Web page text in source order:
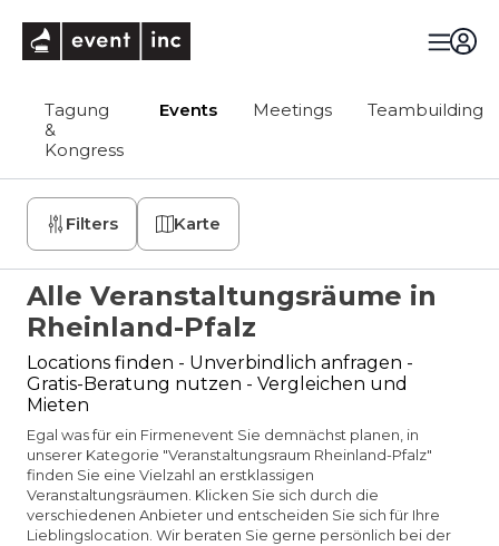
Tagung
&
Kongress
Events Meetings Teambuilding
Filters Karte
Alle Veranstaltungsräume in
Rheinland-Pfalz
Locations finden - Unverbindlich anfragen -
Gratis-Beratung nutzen - Vergleichen und
Mieten
Egal was für ein Firmenevent Sie demnächst planen, in
unserer Kategorie "Veranstaltungsraum Rheinland-Pfalz"
finden Sie eine Vielzahl an erstklassigen
Veranstaltungsräumen. Klicken Sie sich durch die
verschiedenen Anbieter und entscheiden Sie sich für Ihre
Lieblingslocation. Wir beraten Sie gerne persönlich bei der